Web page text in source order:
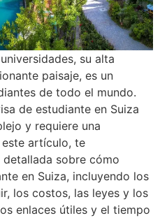
su alta
paisaje, es un
de todo el mundo.
de estudiante en Suiza
y requiere una
artículo, te
sobre cómo
en Suiza, incluyendo los
los costos, las leyes y los
enlaces útiles y el tiempo